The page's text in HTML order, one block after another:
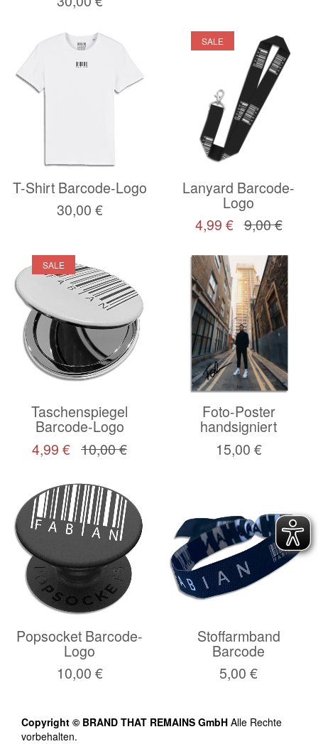
T-Shirt Barcode-Logo
30,00 €
SALE
Lanyard Barcode-
Logo
4,99 € 9,00 €
SALE
Taschenspiegel
Barcode-Logo
4,99 € 10,00 €
Foto-Poster
handsigniert
15,00 €
Popsocket Barcode-
Logo
10,00 €
Stoffarmband
Barcode
5,00 €
Copyright © BRAND THAT REMAINS GmbH Alle Rechte
vorbehalten.